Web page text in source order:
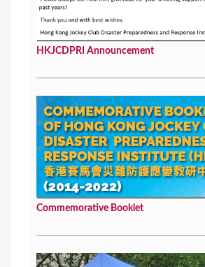
HKJCDPRI Announcement
Commemorative Booklet